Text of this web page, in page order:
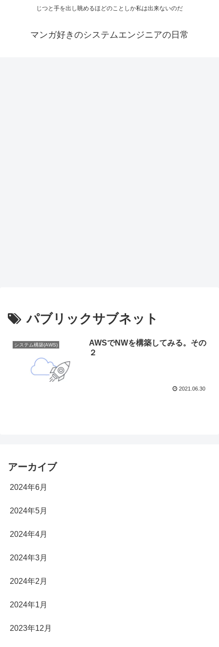
じつと手を出し眺めるほどのことしか私は出来ないのだ
マンガ好きのシステムエンジニアの日常
パブリックサブネット
システム構築(AWS)
AWSでNWを構築してみる。その
２
2021.06.30
アーカイブ
2024年6月
2024年5月
2024年4月
2024年3月
2024年2月
2024年1月
2023年12月